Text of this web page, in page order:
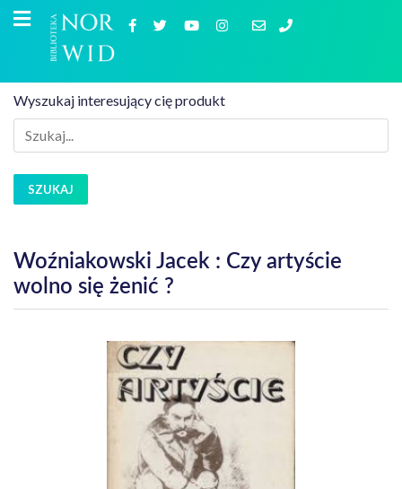
Wyszukaj interesujący cię produkt
SZUKAJ
Woźniakowski Jacek : Czy artyście
wolno się żenić ?